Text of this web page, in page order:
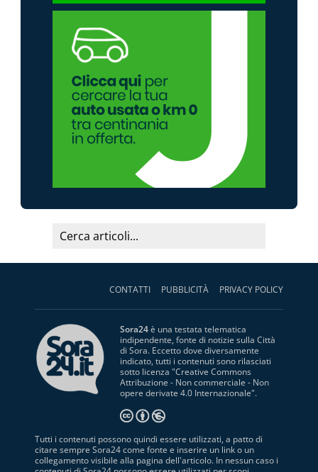
CONTATTI PUBBLICITÀ PRIVACY POLICY
Sora24è una testata telematica
indipendente, fonte di notizie sulla Città
di Sora. Eccetto dove diversamente
indicato, tutti i contenuti sono rilasciati
sotto licenza "Creative Commons
Attribuzione - Non commerciale - Non
opere derivate 4.0 Internazionale".
Tutti i contenuti possono quindi essere utilizzati, a patto di
citare sempre Sora24 come fonte e inserire un link o un
collegamento visibile alla pagina dell'articolo. In nessun caso i